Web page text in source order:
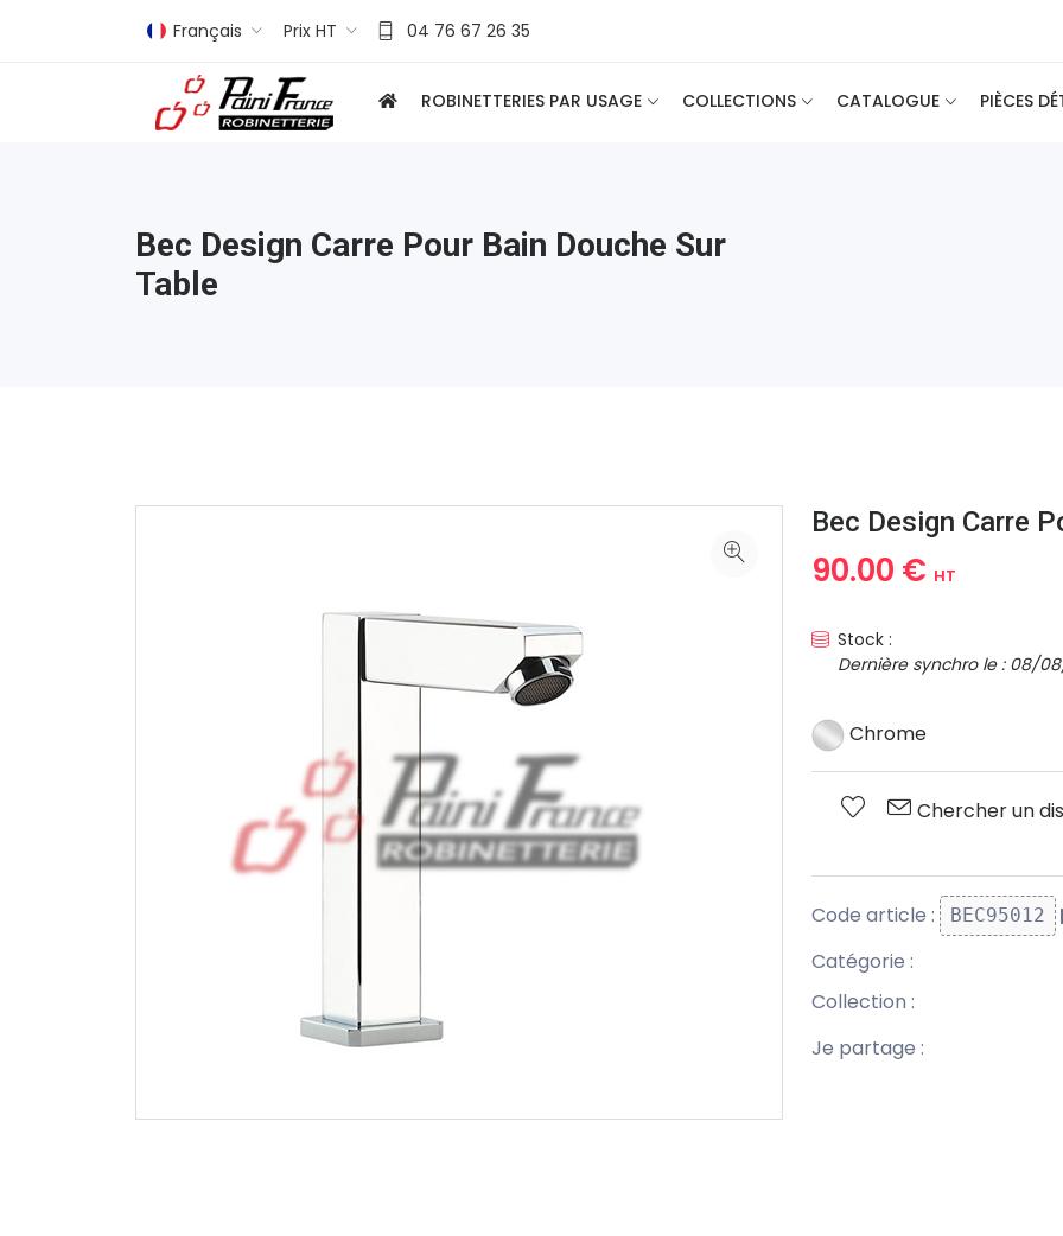
Français Prix HT 04 76 67 26 35
ROBINETTERIES PAR USAGE COLLECTIONS CATALOGUE PIÈCES
Bec Design Carre Pour Bain Douche Sur
Table
Bec Design Carre
90.00 € HT
Stock :
Dernière synchro le : 08/
Chrome
Chercher un
Code article : BEC95012
Catégorie :
Collection :
Je partage :